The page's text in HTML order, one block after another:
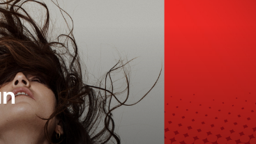
DOB Genel Müdürü Sağtürk, Çelebi
Operası’nı tanıttı